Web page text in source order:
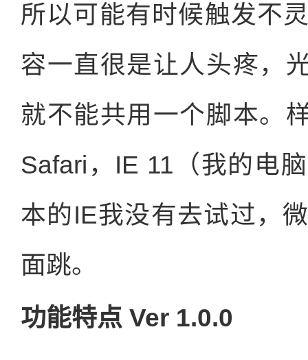
所以可能有时候触发不
容一直很是让人头疼，
就不能共用一个脚本。
Safari，IE 11（我的电
本的IE我没有去试过，
面跳。
功能特点 Ver 1.0.0